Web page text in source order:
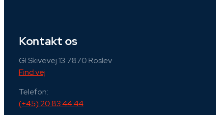
Kontakt os
Gl Skivevej 13 7870 Roslev
Find vej
Telefon:
(+45) 20 83 44 44